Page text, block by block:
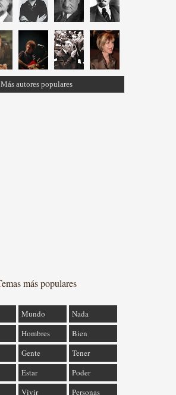
Más autores populares
más populares
Mundo
Nada
Hombres
Bien
Gente
Tener
Estar
Poder
Vivir Personas